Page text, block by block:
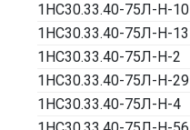
1НС30.33.40-75Л-Н-10
1НС30.33.40-75Л-Н-13
1НС30.33.40-75Л-Н-2
1НС30.33.40-75Л-Н-29
1НС30.33.40-75Л-Н-4